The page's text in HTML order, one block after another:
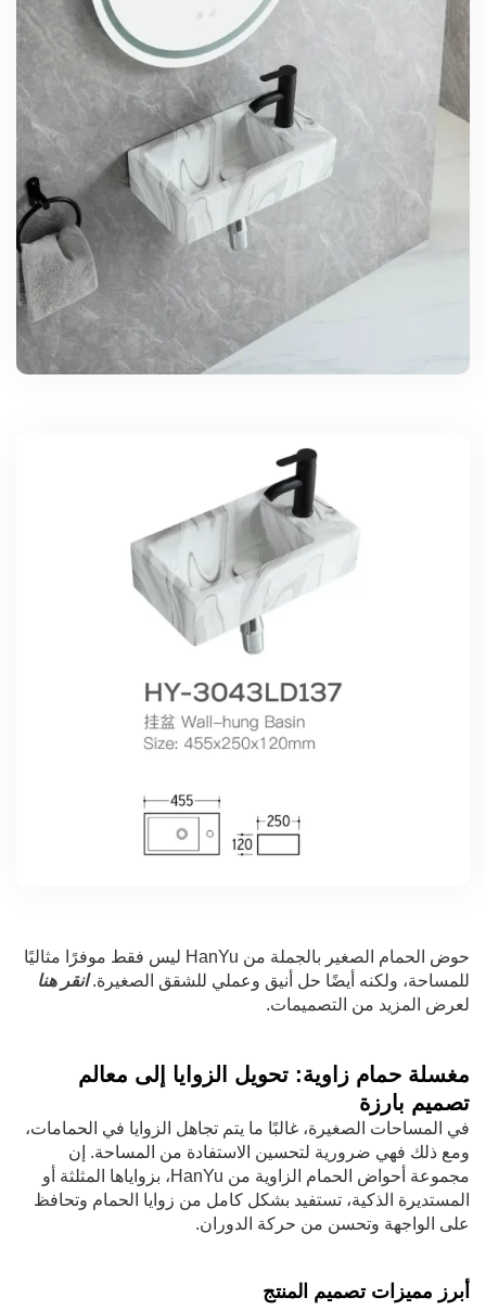
حوض الحمام الصغير بالجملة من HanYu ليس فقط موفرًا مثاليًا
للمساحة، ولكنه أيضًا حل أنيق وعملي للشقق الصغيرة.انقر هنا
لعرض المزيد من التصميمات.
مغسلة حمام زاوية: تحويل الزوايا إلى معالم
تصميم بارزة
في المساحات الصغيرة، غالبًا ما يتم تجاهل الزوايا في الحمامات،
ومع ذلك فهي ضرورية لتحسين الاستفادة من المساحة. إن
مجموعة أحواض الحمام الزاوية من HanYu، بزواياها المثلثة أو
المستديرة الذكية، تستفيد بشكل كامل من زوايا الحمام وتحافظ
على الواجهة وتحسن من حركة الدوران.
أبرز مميزات تصميم المنتج